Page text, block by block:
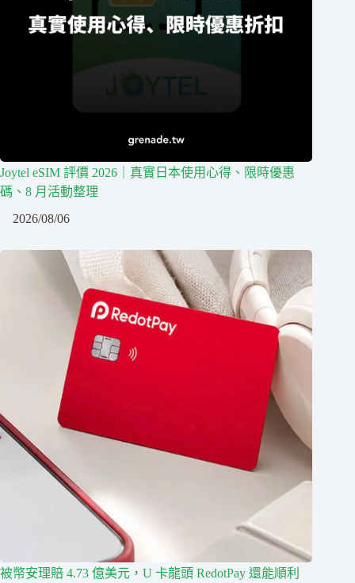
Joytel eSIM 評價 2026｜真實日本使用心得、限時優惠
碼、8 月活動整理
2026/08/06
被幣安理賠 4.73 億美元，U 卡龍頭 RedotPay 還能順利